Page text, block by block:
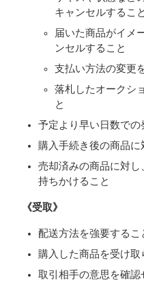
キャンセルすること
届いた商品がイメ
ンセルすること
支払い方法の変更
落札したオークシ
と
予定より早い日数での
購入手続き後の商品
売却済みの商品に対
持ちかけること
《受取》
配送方法を強要するこ
購入した商品を受け取
取引相手の意思を確認